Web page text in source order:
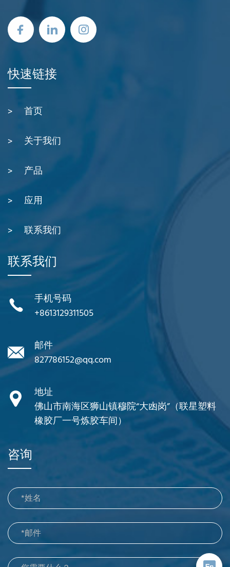
快速链接
首页
关于我们
产品
应用
联系我们
联系我们
手机号码
+8613129311505
邮件
827786152@qq.com
地址
佛山市南海区狮山镇穆院“大凼岗”（联星塑料
橡胶厂一号炼胶车间）
咨询